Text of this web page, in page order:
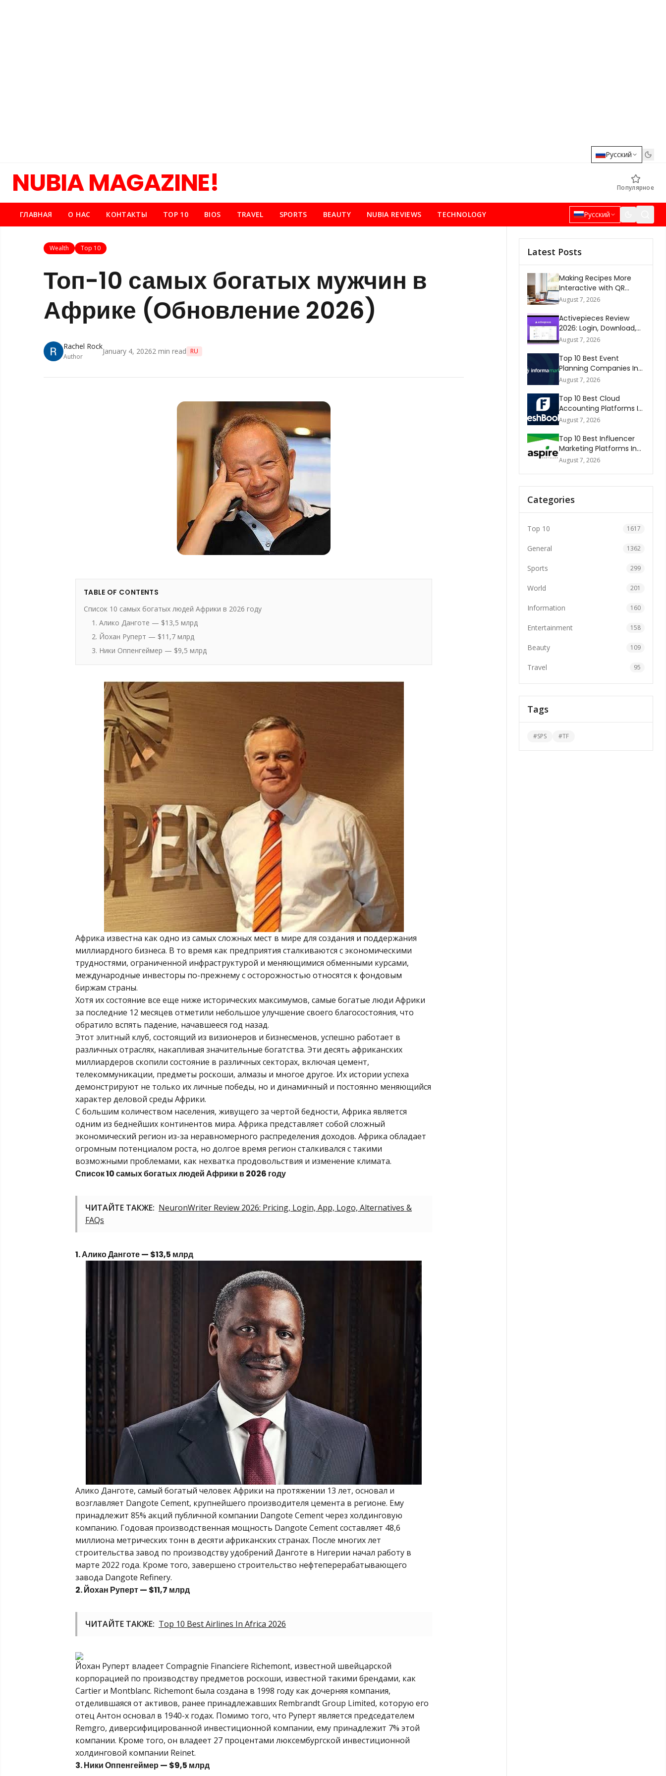
Русский
NUBIA MAGAZINE! Популярное
ГЛАВНАЯ О НАС КОНТАКТЫ TOP 10 BIOS TRAVEL SPORTS BEAUTY NUBIA REVIEWS TECHNOLOGY Русский
Wealth Top 10
Топ-10 самых богатых мужчин в
Африке (Обновление 2026)
Rachel Rock
Author
January 4, 20262 min read RU
TABLE OF CONTENTS
Список 10 самых богатых людей Африки в 2026 году
1. Алико Данготе — $13,5 млрд
2. Йохан Руперт — $11,7 млрд
3. Ники Оппенгеймер — $9,5 млрд
Африка известна как одно из самых сложных мест в мире для создания и поддержания
миллиардного бизнеса. В то время как предприятия сталкиваются с экономическими
трудностями, ограниченной инфраструктурой и меняющимися обменными курсами,
международные инвесторы по-прежнему с осторожностью относятся к фондовым
биржам страны.
Хотя их состояние все еще ниже исторических максимумов, самые богатые люди Африки
за последние 12 месяцев отметили небольшое улучшение своего благосостояния, что
обратило вспять падение, начавшееся год назад.
Этот элитный клуб, состоящий из визионеров и бизнесменов, успешно работает в
различных отраслях, накапливая значительные богатства. Эти десять африканских
миллиардеров скопили состояние в различных секторах, включая цемент,
телекоммуникации, предметы роскоши, алмазы и многое другое. Их истории успеха
демонстрируют не только их личные победы, но и динамичный и постоянно меняющийся
характер деловой среды Африки.
С большим количеством населения, живущего за чертой бедности, Африка является
одним из беднейших континентов мира. Африка представляет собой сложный
экономический регион из-за неравномерного распределения доходов. Африка обладает
огромным потенциалом роста, но долгое время регион сталкивался с такими
возможными проблемами, как нехватка продовольствия и изменение климата.
Список 10 самых богатых людей Африки в 2026 году
ЧИТАЙТЕ ТАКЖЕ: NeuronWriter Review 2026: Pricing, Login, App, Logo, Alternatives &
FAQs
1. Алико Данготе — $13,5 млрд
Алико Данготе, самый богатый человек Африки на протяжении 13 лет, основал и
возглавляет Dangote Cement, крупнейшего производителя цемента в регионе. Ему
принадлежит 85% акций публичной компании Dangote Cement через холдинговую
компанию. Годовая производственная мощность Dangote Cement составляет 48,6
миллиона метрических тонн в десяти африканских странах. После многих лет
строительства завод по производству удобрений Данготе в Нигерии начал работу в
марте 2022 года. Кроме того, завершено строительство нефтеперерабатывающего
завода Dangote Refinery.
2. Йохан Руперт — $11,7 млрд
ЧИТАЙТЕ ТАКЖЕ: Top 10 Best Airlines In Africa 2026
Йохан Руперт владеет Compagnie Financiere Richemont, известной швейцарской
корпорацией по производству предметов роскоши, известной такими брендами, как
Cartier и Montblanc. Richemont была создана в 1998 году как дочерняя компания,
отделившаяся от активов, ранее принадлежавших Rembrandt Group Limited, которую его
отец Антон основал в 1940-х годах. Помимо того, что Руперт является председателем
Remgro, диверсифицированной инвестиционной компании, ему принадлежит 7% этой
компании. Кроме того, он владеет 27 процентами люксембургской инвестиционной
холдинговой компании Reinet.
3. Ники Оппенгеймер — $9,5 млрд
Latest Posts
Making Recipes More
Interactive with QR
Codes
August 7, 2026
Activepieces Review
2026: Login, Download,
AI, Pricing, Automation &
August 7, 2026
Top 10 Best Event
Planning Companies In
The World 2026
August 7, 2026
Top 10 Best Cloud
Accounting Platforms In
The World 2026
August 7, 2026
Top 10 Best Influencer
Marketing Platforms In
The World 2026
August 7, 2026
Categories
Top 10 1617
General 1362
Sports 299
World 201
Information 160
Entertainment 158
Beauty 109
Travel 95
Tags
#SPS #TF